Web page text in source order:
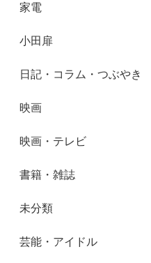
家電
小田扉
日記・コラム・つぶやき
映画
映画・テレビ
書籍・雑誌
未分類
芸能・アイドル